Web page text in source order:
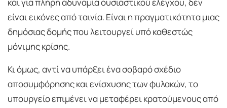
και για πλήρη αδυναμία ουσιαστικού ελέγχου, δεν
είναι εικόνες από ταινία. Είναι η πραγματικότητα μιας
δημόσιας δομής που λειτουργεί υπό καθεστώς
μόνιμης κρίσης.
Κι όμως, αντί να υπάρξει ένα σοβαρό σχέδιο
αποσυμφόρησης και ενίσχυσης των φυλακών, το
υπουργείο επιμένει να μεταφέρει κρατούμενους από